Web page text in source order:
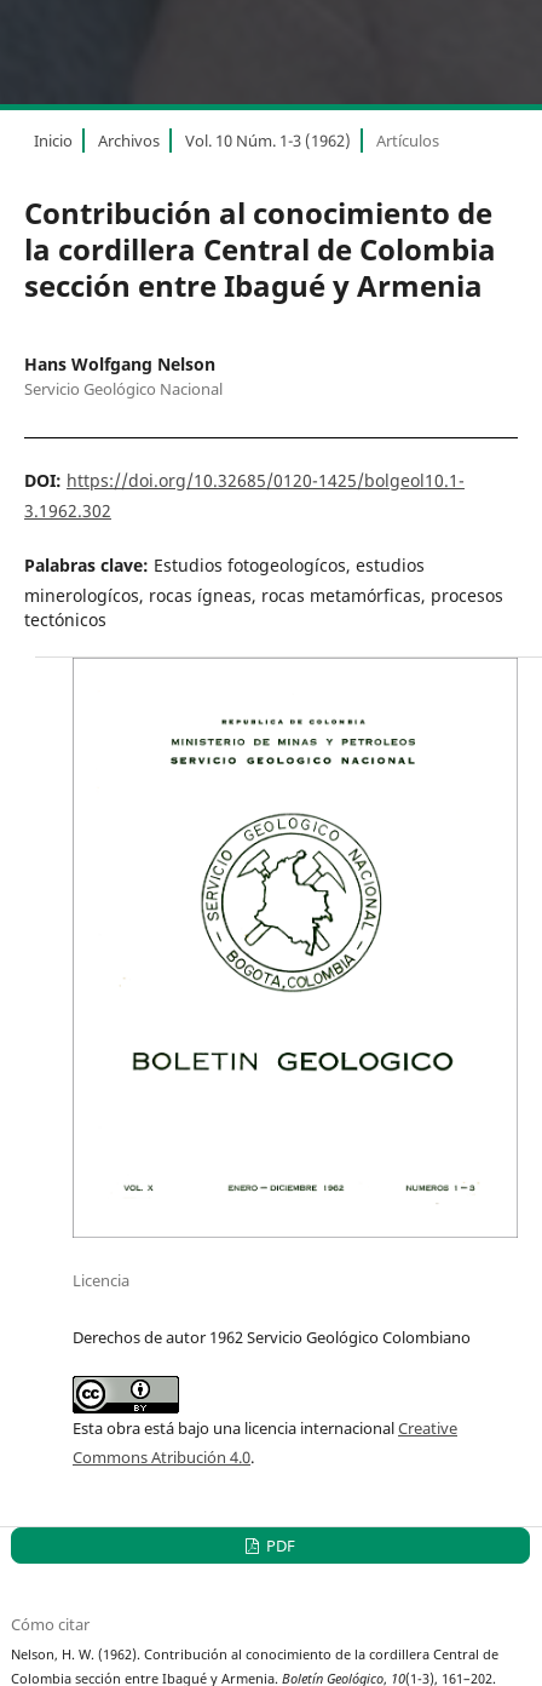
Inicio Archivos Vol. 10 Núm. 1-3 (1962) Artículos
Contribución al conocimiento de
la cordillera Central de Colombia
sección entre Ibagué y Armenia
Hans Wolfgang Nelson
Servicio Geológico Nacional
DOI: https://doi.org/10.32685/0120-1425/bolgeol10.1-
3.1962.302
Palabras clave: Estudios fotogeologícos, estudios
minerologícos, rocas ígneas, rocas metamórficas, procesos
tectónicos
Licencia
Derechos de autor 1962 Servicio Geológico Colombiano
Esta obra está bajo una licencia internacionalCreative
Commons Atribución 4.0.
PDF
Cómo citar
Nelson, H. W. (1962). Contribución al conocimiento de la cordillera Central de
Colombia sección entre Ibagué y Armenia.Boletín Geológico, 10(1-3), 161–202.